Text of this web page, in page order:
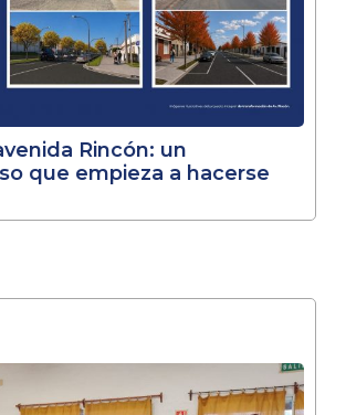
Rincón: un
que empieza a hacerse